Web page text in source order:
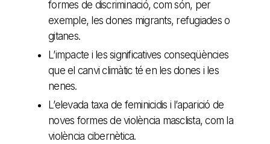
formes de discriminació, com són, per
exemple, les dones migrants, refugiades o
gitanes.
L’impacte i les significatives conseqüències
que el canvi climàtic té en les dones i les
nenes.
L’elevada taxa de feminicidis i l’aparició de
noves formes de violència masclista, com la
violència cibernètica.